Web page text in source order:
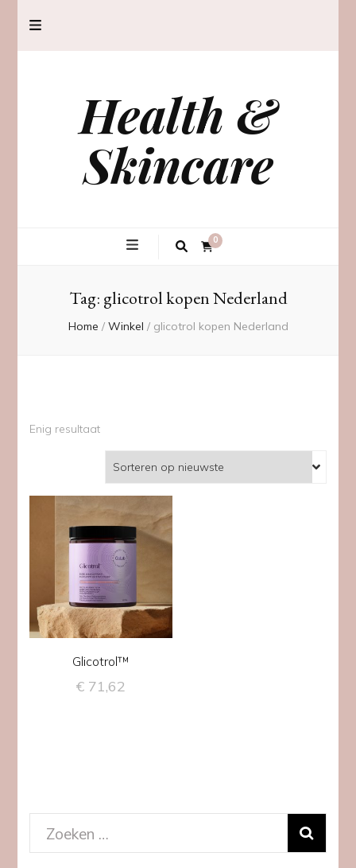
Health &
Skincare
0
Tag: glicotrol kopen Nederland
Home / Winkel / glicotrol kopen Nederland
Enig resultaat
Glicotrol™
€71,62
Zoeken
naar: